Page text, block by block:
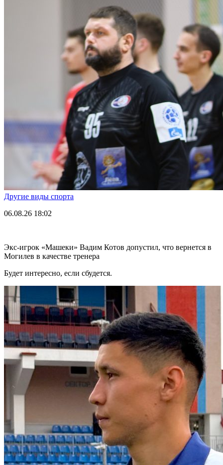
Другие виды спорта
06.08.26 18:02
Экс-игрок «Машеки» Вадим Котов допустил, что вернется в
Могилев в качестве тренера
Будет интересно, если сбудется.